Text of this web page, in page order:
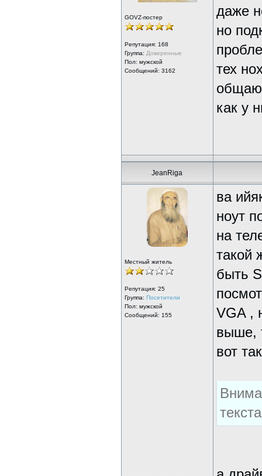
GOVZ-постер
Репутация: 168
Группа: Доверенные
Пол: мужской
Сообщений: 3162
даже
но
тех
как у
JeanRiga
Местный житель
Репутация: 25
Группа: Посетители
Пол: мужской
Сообщений: 155
ва
ноут
на
такой
быть
VGA ,
выше,
вот